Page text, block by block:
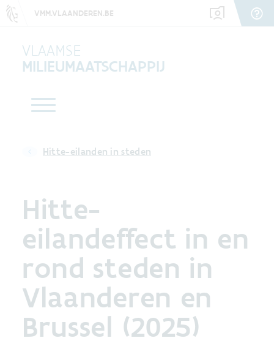
VMM.VLAANDEREN.BE
VLAAMSE
MILIEUMAATSCHAPPIJ
Hitte-eilanden in steden
Hitte-
eilandeffect in en
rond steden in
Vlaanderen en
Brussel (2025)